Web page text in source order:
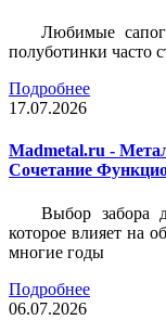
Любимые
полуботинки часто
Подробнее
17.07.2026
Madmetal.ru -
Сочетание
Выбор забора
которое влияет на
многие годы
Подробнее
06.07.2026